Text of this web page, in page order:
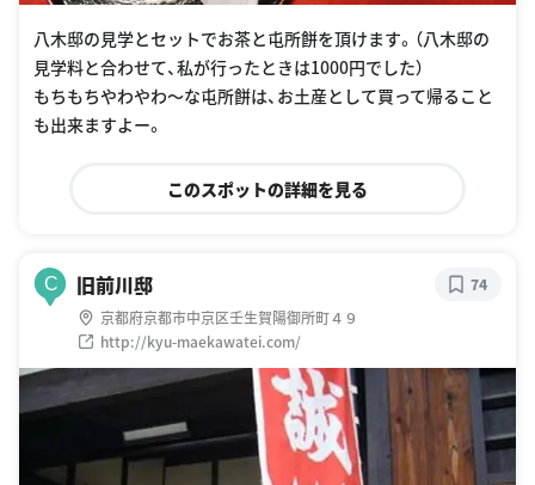
八木邸の見学とセットでお茶と屯所餅を頂けます。（八木邸の
見学料と合わせて、私が行ったときは1000円でした）
もちもちやわやわ〜な屯所餅は、お土産として買って帰ること
も出来ますよー。
このスポットの詳細を見る
C 旧前川邸
京都府京都市中京区壬生賀陽御所町４９
http://kyu-maekawatei.com/
74